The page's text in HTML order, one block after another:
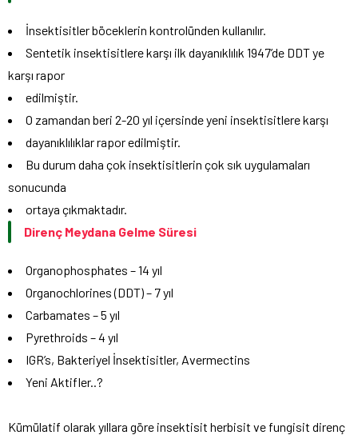
İnsektisitler böceklerin kontrolünden kullanılır.
Sentetik insektisitlere karşı ilk dayanıklılık 1947’de DDT ye
karşı rapor
edilmiştir.
O zamandan beri 2-20 yıl içersinde yeni insektisitlere karşı
dayanıklılıklar rapor edilmiştir.
Bu durum daha çok insektisitlerin çok sık uygulamaları
sonucunda
ortaya çıkmaktadır.
Direnç Meydana Gelme Süresi
Organophosphates – 14 yıl
Organochlorines (DDT) – 7 yıl
Carbamates – 5 yıl
Pyrethroids – 4 yıl
IGR’s, Bakteriyel İnsektisitler, Avermectins
Yeni Aktifler..?
Kümülatif olarak yıllara göre insektisit herbisit ve fungisit direnç